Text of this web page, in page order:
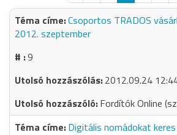
Csoportos TRADOS
2012. szeptember
9
2012.09.24
Fordítók Online
Digitális nomádokat